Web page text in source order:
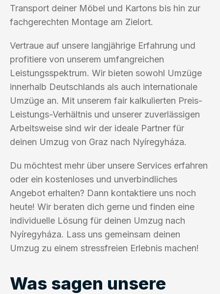
Transport deiner Möbel und Kartons bis hin zur
fachgerechten Montage am Zielort.
Vertraue auf unsere langjährige Erfahrung und
profitiere von unserem umfangreichen
Leistungsspektrum. Wir bieten sowohl Umzüge
innerhalb Deutschlands als auch internationale
Umzüge an. Mit unserem fair kalkulierten Preis-
Leistungs-Verhältnis und unserer zuverlässigen
Arbeitsweise sind wir der ideale Partner für
deinen Umzug von Graz nach Nyíregyháza.
Du möchtest mehr über unsere Services erfahren
oder ein kostenloses und unverbindliches
Angebot erhalten? Dann kontaktiere uns noch
heute! Wir beraten dich gerne und finden eine
individuelle Lösung für deinen Umzug nach
Nyíregyháza. Lass uns gemeinsam deinen
Umzug zu einem stressfreien Erlebnis machen!
Was sagen unsere